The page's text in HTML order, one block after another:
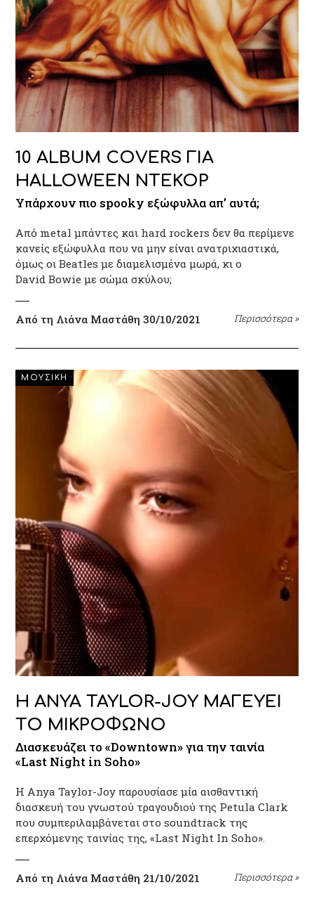
10 ALBUM COVERS ΓΙΑ
HALLOWEEN ΝΤΕΚΟΡ
Υπάρχουν πιο spooky εξώφυλλα απ’ αυτά;
Από metal μπάντες και hard rockers δεν θα περίμενε
κανείς εξώφυλλα που να μην είναι ανατριχιαστικά,
όμως oι Beatles με διαμελισμένα μωρά, κι ο
David Bowie με σώμα σκύλου;
Από τη Λιάνα Μαστάθη 30/10/2021 Περισσότερα »
ΜΟΥΣΙΚΗ
H ANYA TAYLOR-JOY ΜΑΓΕΥΕΙ
ΤΟ ΜΙΚΡΟΦΩΝΟ
Διασκευάζει το «Downtown» για την ταινία
«Last Night in Soho»
Η Anya Taylor-Joy παρουσίασε μία αισθαντική
διασκευή του γνωστού τραγουδιού της Petula Clark
που συμπεριλαμβάνεται στο soundtrack της
επερχόμενης ταινίας της, «Last Night In Soho».
Από τη Λιάνα Μαστάθη 21/10/2021 Περισσότερα »